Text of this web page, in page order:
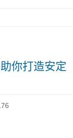
你打造安定